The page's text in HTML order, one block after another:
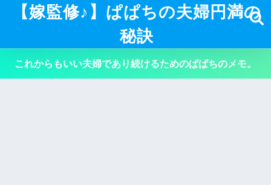
【嫁監修♪】ぱぱちの夫婦円満の
秘訣
これからもいい夫婦であり続けるためのぱぱちのメモ。